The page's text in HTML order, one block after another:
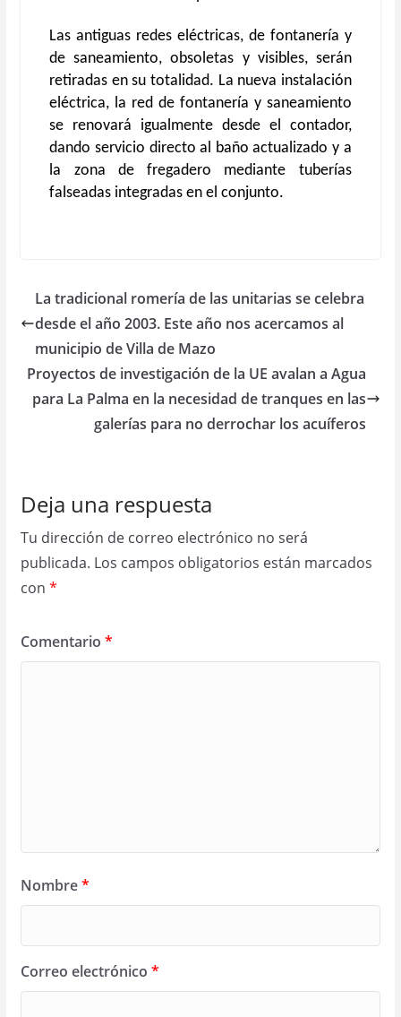
Las antiguas redes eléctricas, de fontanería y
de saneamiento, obsoletas y visibles, serán
retiradas en su totalidad. La nueva instalación
eléctrica, la red de fontanería y saneamiento
se renovará igualmente desde el contador,
dando servicio directo al baño actualizado y a
la zona de fregadero mediante tuberías
falseadas integradas en el conjunto.
La tradicional romería de las unitarias se celebra
desde el año 2003. Este año nos acercamos al
municipio de Villa de Mazo
Proyectos de investigación de la UE avalan a Agua
para La Palma en la necesidad de tranques en las
galerías para no derrochar los acuíferos
Deja una respuesta
Tu dirección de correo electrónico no será
publicada. Los campos obligatorios están marcados
con *
Comentario *
Nombre*
Correo electrónico *